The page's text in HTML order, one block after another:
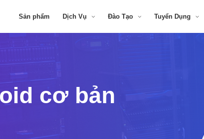
Sản phẩm Dịch Vụ Đào Tạo Tuyển Dụng
cơ bản